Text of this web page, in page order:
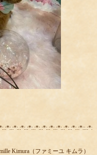
Kimura（ファミーユ キムラ）